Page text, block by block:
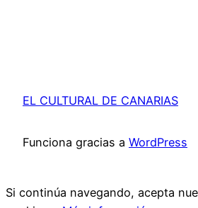
EL CULTURAL DE CANARIAS
Funciona gracias a WordPress
Si continúa navegando, acepta